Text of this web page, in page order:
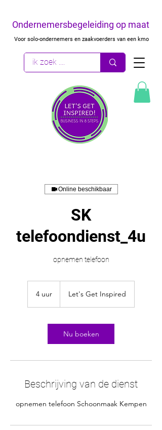
Ondernemersbegeleiding op maat
Voor solo-ondernemers en zaakvoerders van een kmo
Online beschikbaar
SK
telefoondienst_4u
opnemen telefoon
4 uur
r
Let's Get Inspired
Nu boeken
Beschrijving van de dienst
opnemen telefoon Schoonmaak Kempen